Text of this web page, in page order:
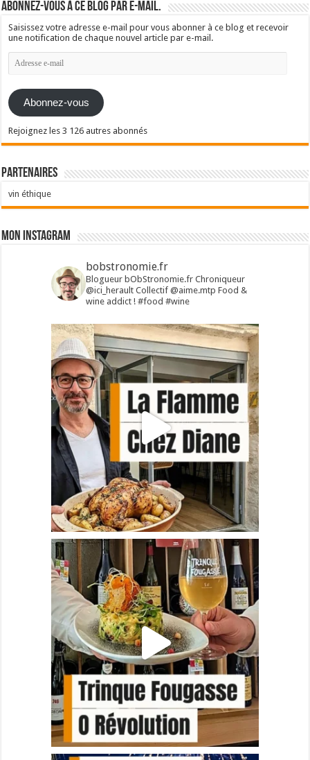
Abonnez-vous à ce blog par e-mail.
Saisissez votre adresse e-mail pour vous abonner à ce blog et recevoir
une notification de chaque nouvel article par e-mail.
Adresse
e-
Abonnez-vous
Rejoignez les 3 126 autres abonnés
Partenaires
vin éthique
Mon Instagram
bobstronomie.fr
Blogueur bObStronomie.fr Chroniqueur
@ici_heraultCollectif @aime.mtp Food &
wine addict !#food #wine